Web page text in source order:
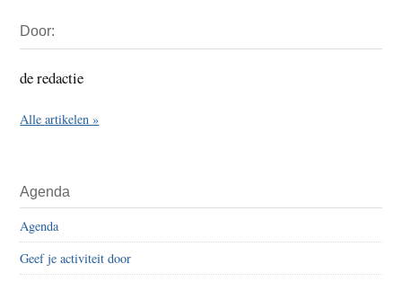
Sidebar
Door:
de redactie
Alle artikelen »
Agenda
Agenda
Geef je activiteit door